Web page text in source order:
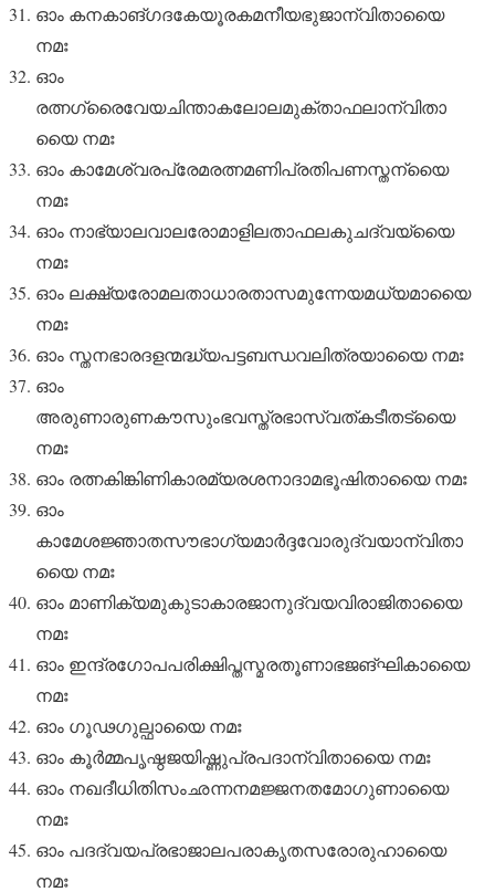
ഓം കനകാങ്ഗദകേയൂരകമനീയഭുജാന്വിതായൈ
നമഃ
ഓം
രത്നഗ്രൈവേയചിന്താകലോലമുക്താഫലാന്വിതാ
യൈ നമഃ
ഓം കാമേശ്വരപ്രേമരത്നമണിപ്രതിപണസ്തന്യൈ
നമഃ
ഓം നാഭ്യാലവാലരോമാളിലതാഫലകുചദ്വയ്യൈ
നമഃ
ഓം ലക്ഷ്യരോമലതാധാരതാസമുന്നേയമധ്യമായൈ
നമഃ
ഓം സ്തനഭാരദളന്മദ്ധ്യപട്ടബന്ധവലിത്രയായൈ നമഃ
ഓം
അരുണാരുണകൗസുംഭവസ്ത്രഭാസ്വത്കടീതട്യൈ
നമഃ
ഓം രത്നകിങ്കിണികാരമ്യരശനാദാമഭൂഷിതായൈ നമഃ
ഓം
കാമേശജ്ഞാതസൗഭാഗ്യമാർദ്ദവോരുദ്വയാന്വിതാ
യൈ നമഃ
ഓം മാണിക്യമുകുടാകാരജാനുദ്വയവിരാജിതായൈ
നമഃ
ഓം ഇന്ദ്രഗോപപരിക്ഷിപ്തസ്മരതൂണാഭജങ്ഘികായൈ
നമഃ
ഓം ഗൂഢഗുല്ഫായൈ നമഃ
ഓം കൂർമ്മപൃഷ്ഠജയിഷ്ണുപ്രപദാന്വിതായൈ നമഃ
ഓം നഖദീധിതിസംഛന്നനമജ്ജനതമോഗുണായൈ
നമഃ
ഓം പദദ്വയപ്രഭാജാലപരാകൃതസരോരുഹായൈ
നമഃ